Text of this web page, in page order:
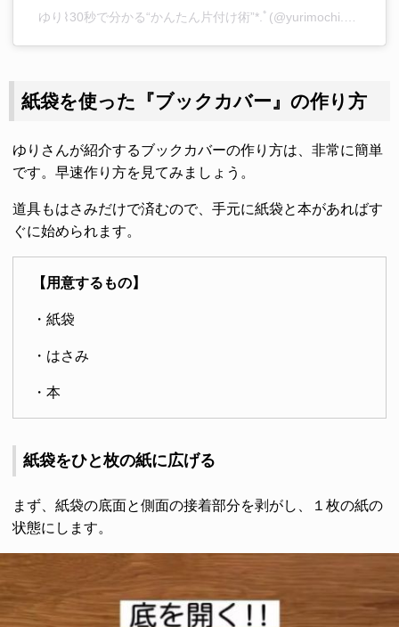
紙袋を使った『ブックカバー』の作り方
ゆりさんが紹介するブックカバーの作り方は、非常に簡単
です。早速作り方を見てみましょう。
道具もはさみだけで済むので、手元に紙袋と本があればす
ぐに始められます。
【用意するもの】
・紙袋
・はさみ
・本
紙袋をひと枚の紙に広げる
まず、紙袋の底面と側面の接着部分を剥がし、１枚の紙の
状態にします。